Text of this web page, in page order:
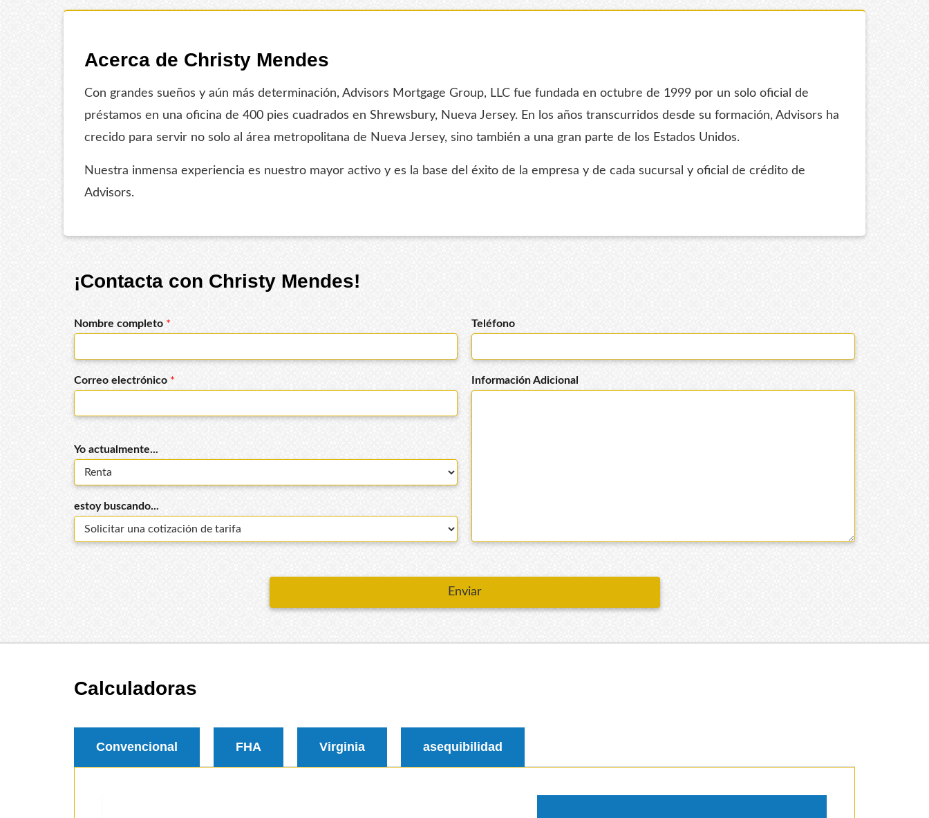
Acerca de Christy Mendes
Con grandes sueños y aún más determinación, Advisors Mortgage Group, LLC fue fundada en octubre de 1999 por un solo oficial de
préstamos en una oficina de 400 pies cuadrados en Shrewsbury, Nueva Jersey. En los años transcurridos desde su formación, Advisors ha
crecido para servir no solo al área metropolitana de Nueva Jersey, sino también a una gran parte de los Estados Unidos.
Nuestra inmensa experiencia es nuestro mayor activo y es la base del éxito de la empresa y de cada sucursal y oficial de crédito de
Advisors.
¡Contacta con Christy Mendes!
Nombre completo *
Correo electrónico *
Yo actualmente...
estoy buscando...
Teléfono
Información Adicional
Enviar
Calculadoras
Convencional FHA Virginia asequibilidad